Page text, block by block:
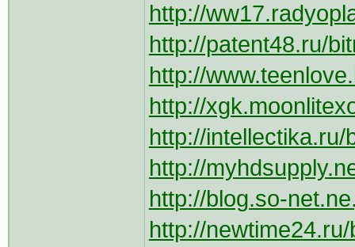
http://
http://patent48.ru/
http://
http://
http://
http://
http://blog.so-
http://